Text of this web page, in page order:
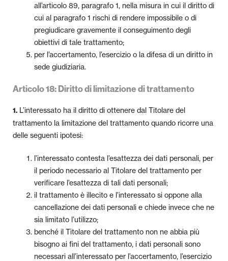
all’articolo 89, paragrafo 1, nella misura in cui il diritto di
cui al paragrafo 1 rischi di rendere impossibile o di
pregiudicare gravemente il conseguimento degli
obiettivi di tale trattamento;
per l’accertamento, l’esercizio o la difesa di un diritto in
sede giudiziaria.
Articolo 18: Diritto di limitazione di trattamento
1. L’interessato ha il diritto di ottenere dal Titolare del
trattamento la limitazione del trattamento quando ricorre una
delle seguenti ipotesi:
l’interessato contesta l’esattezza dei dati personali, per
il periodo necessario al Titolare del trattamento per
verificare l’esattezza di tali dati personali;
il trattamento è illecito e l’interessato si oppone alla
cancellazione dei dati personali e chiede invece che ne
sia limitato l’utilizzo;
benché il Titolare del trattamento non ne abbia più
bisogno ai fini del trattamento, i dati personali sono
necessari all’interessato per l’accertamento, l’esercizio